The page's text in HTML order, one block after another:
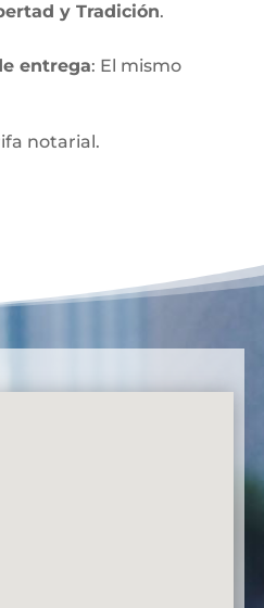
y Tradición.
entrega: El mismo
notarial.